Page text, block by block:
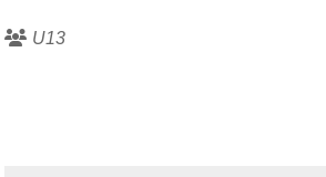
U13